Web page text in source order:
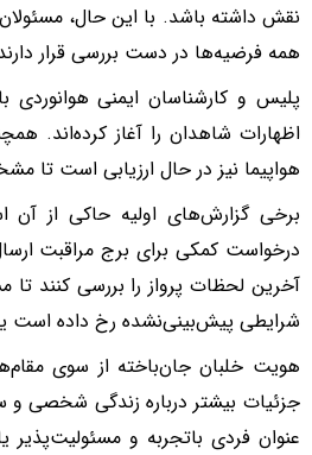
نقش داشته باشد. با این حال،
همه فرضیه‌ها در دست بررسی قرار
پلیس و کارشناسان ایمنی هوانوردی
اظهارات شاهدان را آغاز کرده‌اند.
هواپیما نیز در حال ارزیابی است تا
برخی گزارش‌های اولیه حاکی از آن
درخواست کمکی برای برج مراقبت
آخرین لحظات پرواز را بررسی کنند
شرایطی پیش‌بینی‌نشده رخ داده است
هویت خلبان جان‌باخته از سوی
جزئیات بیشتر درباره زندگی شخصی و
عنوان فردی باتجربه و مسئولیت‌پذیر